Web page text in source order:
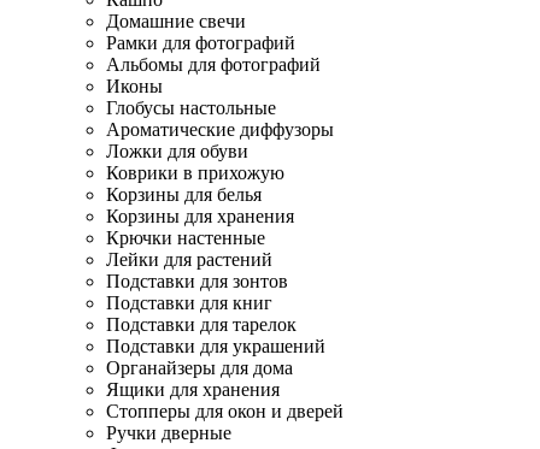
Домашние свечи
Рамки для фотографий
Альбомы для фотографий
Иконы
Глобусы настольные
Ароматические диффузоры
Ложки для обуви
Коврики в прихожую
Корзины для белья
Корзины для хранения
Крючки настенные
Лейки для растений
Подставки для зонтов
Подставки для книг
Подставки для тарелок
Подставки для украшений
Органайзеры для дома
Ящики для хранения
Стопперы для окон и дверей
Ручки дверные